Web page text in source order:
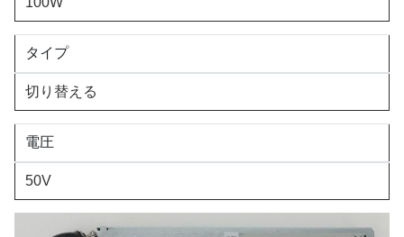
タイプ
切り替える
電圧
50V